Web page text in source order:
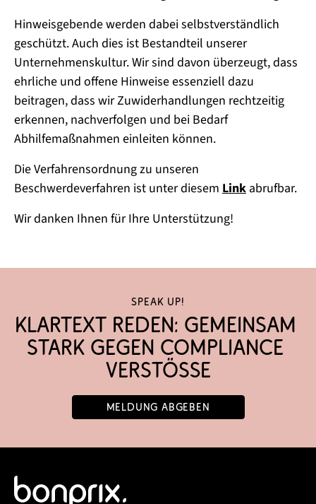
Hinweisgebende werden dabei selbstverständlich
geschützt. Auch dies ist Bestandteil unserer
Unternehmenskultur. Wir sind davon überzeugt, dass
ehrliche und offene Hinweise essenziell dazu
beitragen, dass wir Zuwiderhandlungen rechtzeitig
erkennen, nachverfolgen und bei Bedarf
Abhilfemaßnahmen einleiten können.
Die Verfahrensordnung zu unseren
Beschwerdeverfahren ist unter diesem Link abrufbar.
Wir danken Ihnen für Ihre Unterstützung!
Speak up!
Klartext reden: Gemeinsam
stark gegen Compliance
Verstöße
Meldung abgeben